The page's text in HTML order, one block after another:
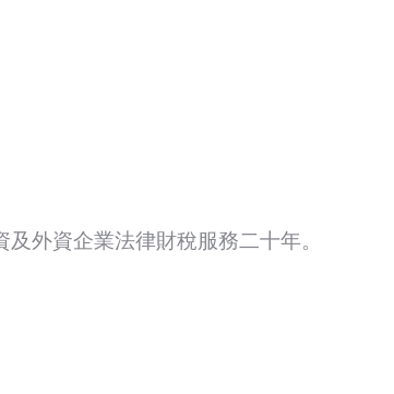
外資企業法律財稅服務二十年。